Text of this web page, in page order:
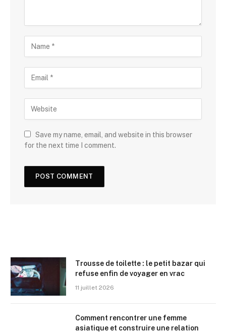
Save my name, email, and website in this browser
for the next time I comment.
Trousse de toilette : le petit bazar qui
refuse enfin de voyager en vrac
11 juillet 2026
Comment rencontrer une femme
asiatique et construire une relation